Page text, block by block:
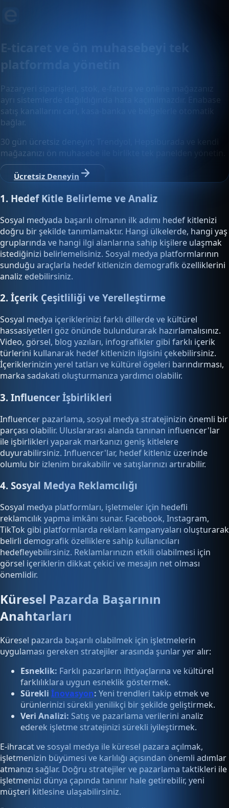
E-ticaret ve ön muhasebeyi tek
platformda yönetin
Pazaryeri siparişleri, stok, e-fatura ve online mağazanız
ayrı sistemlerde dağıldığında hata kaçınılmazdır. Enabase
satış kanallarını cari, kasa-banka ve belgelerle otomatik
bağlar.
30 gün ücretsiz deneyin; Trendyol, Hepsiburada ve kendi
mağazanızı ön muhasebe ile birlikte tek panelden yönetin.
Ücretsiz Deneyin
1. Hedef Kitle Belirleme ve Analiz
Sosyal medyada başarılı olmanın ilk adımı hedef kitlenizi
doğru bir şekilde tanımlamaktır. Hangi ülkelerde, hangi yaş
gruplarında ve hangi ilgi alanlarına sahip kişilere ulaşmak
istediğinizi belirlemelisiniz. Sosyal medya platformlarının
sunduğu araçlarla hedef kitlenizin demografik özelliklerini
analiz edebilirsiniz.
2. İçerik Çeşitliliği ve Yerelleştirme
Sosyal medya içeriklerinizi farklı dillerde ve kültürel
hassasiyetleri göz önünde bulundurarak hazırlamalısınız.
Video, görsel, blog yazıları, infografikler gibi farklı içerik
türlerini kullanarak hedef kitlenizin ilgisini çekebilirsiniz.
İçeriklerinizin yerel tatları ve kültürel ögeleri barındırması,
marka sadakati oluşturmanıza yardımcı olabilir.
3. Influencer İşbirlikleri
Influencer pazarlama, sosyal medya stratejinizin önemli bir
parçası olabilir. Uluslararası alanda tanınan influencer'lar
ile işbirlikleri yaparak markanızı geniş kitlelere
duyurabilirsiniz. Influencer'lar, hedef kitleniz üzerinde
olumlu bir izlenim bırakabilir ve satışlarınızı artırabilir.
4. Sosyal Medya Reklamcılığı
Sosyal medya platformları, işletmeler için hedefli
reklamcılık yapma imkânı sunar. Facebook, Instagram,
TikTok gibi platformlarda reklam kampanyaları oluşturarak
belirli demografik özelliklere sahip kullanıcıları
hedefleyebilirsiniz. Reklamlarınızın etkili olabilmesi için
görsel içeriklerin dikkat çekici ve mesajın net olması
önemlidir.
Küresel Pazarda Başarının
Anahtarları
Küresel pazarda başarılı olabilmek için işletmelerin
uygulaması gereken stratejiler arasında şunlar yer alır:
Esneklik: Farklı pazarların ihtiyaçlarına ve kültürel
farklılıklara uygun esneklik göstermek.
Sürekli İnovasyon: Yeni trendleri takip etmek ve
ürünlerinizi sürekli yenilikçi bir şekilde geliştirmek.
Veri Analizi: Satış ve pazarlama verilerini analiz
ederek işletme stratejinizi sürekli iyileştirmek.
E-ihracat ve sosyal medya ile küresel pazara açılmak,
işletmenizin büyümesi ve karlılığı açısından önemli adımlar
atmanızı sağlar. Doğru stratejiler ve pazarlama taktikleri ile
işletmenizi dünya çapında tanınır hale getirebilir, yeni
müşteri kitlesine ulaşabilirsiniz.